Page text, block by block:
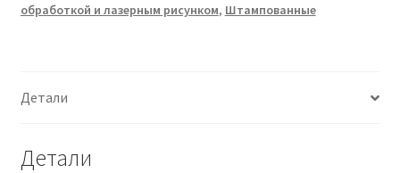
обработкой и лазерным рисунком, Штампованные
Детали
Детали